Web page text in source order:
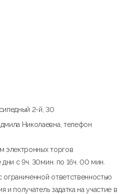
2-й, 30
Николаевна, телефон
электронных торгов
с 9ч. 30мин. по 16ч. 00 мин.
ответственностью
и получатель задатка на участие в